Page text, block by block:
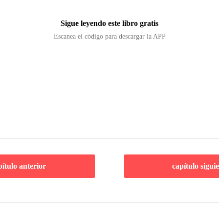
Sigue leyendo este libro gratis
Escanea el código para descargar la APP
anterior capítulo